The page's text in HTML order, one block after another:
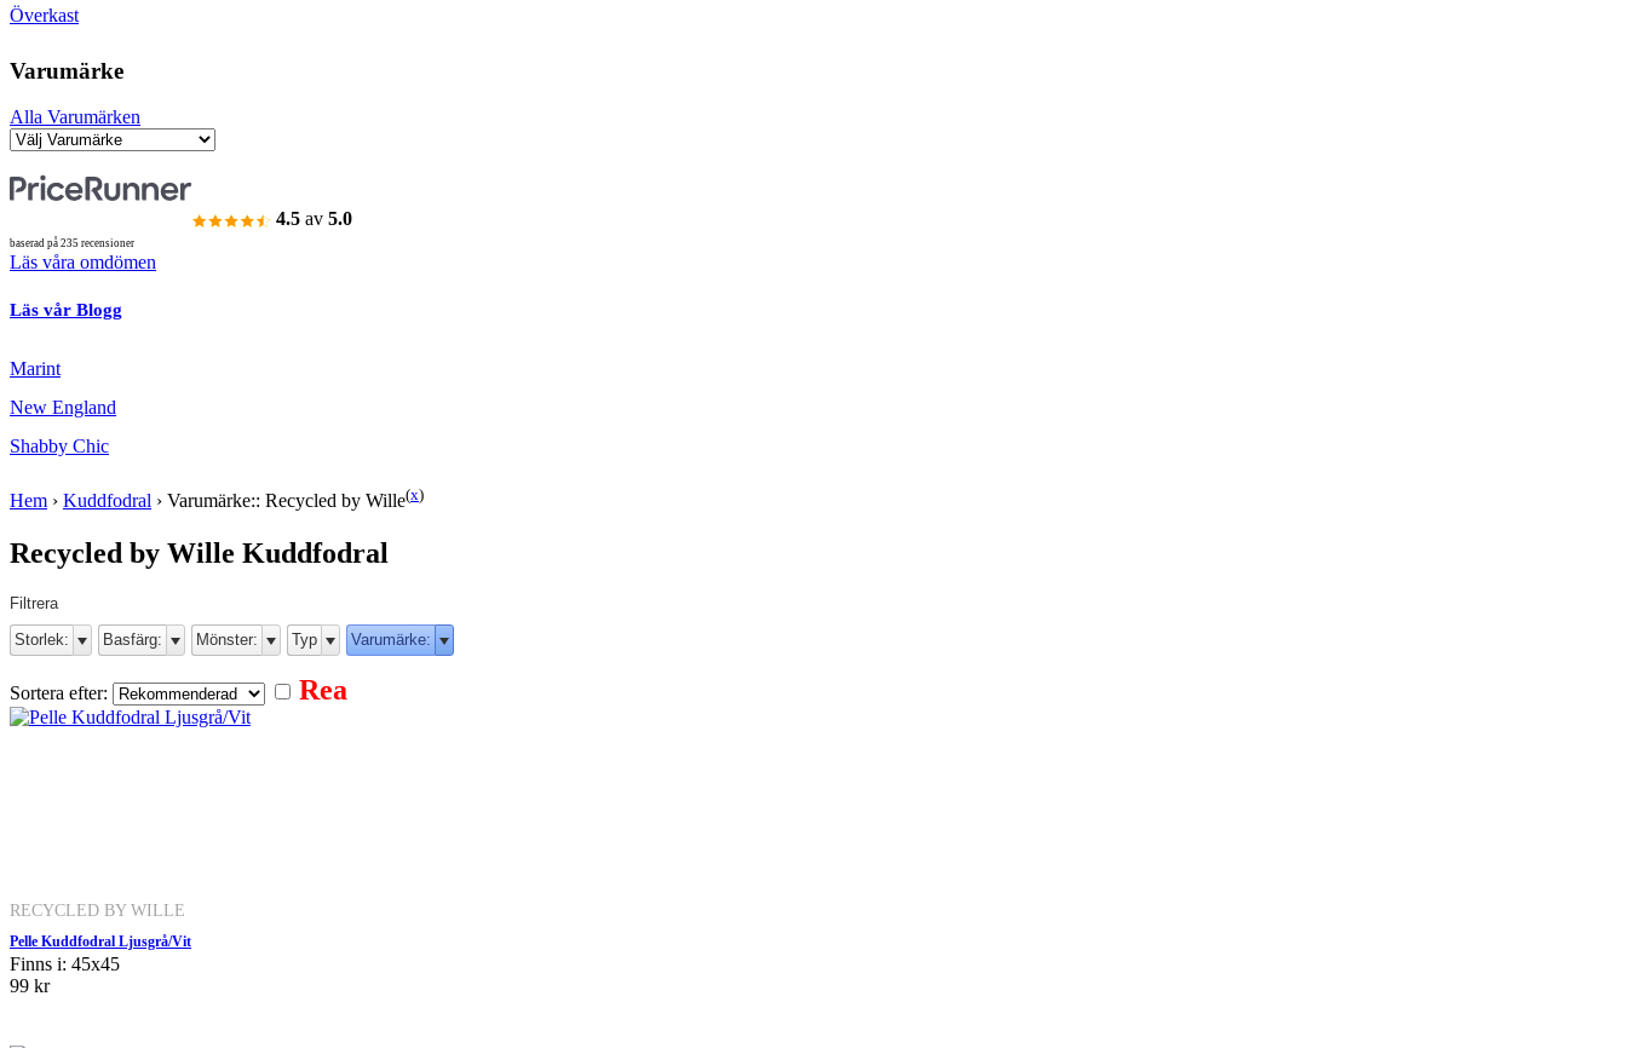
Överkast
Varumärke
Alla Varumärken
4.5 av 5.0
baserad på 235 recensioner
Läs våra omdömen
Läs vår Blogg
Marint
New England
Shabby Chic
Hem › Kuddfodral › Varumärke:: Recycled by Wille(x)
Recycled by Wille Kuddfodral
Filtrera
Storlek:
Basfärg: Mönster: Typ Varumärke:
Sortera efter: Rea
RECYCLED BY WILLE
Pelle Kuddfodral Ljusgrå/Vit
Finns i: 45x45
99 kr